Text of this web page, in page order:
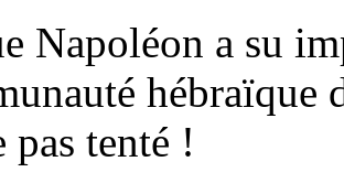
Napoléon a su
hébraïque
pas tenté !